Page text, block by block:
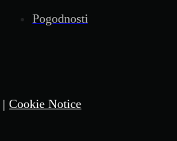
Pogodnosti
|Cookie Notice